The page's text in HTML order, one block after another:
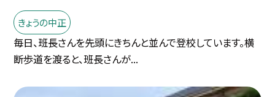
きょうの中正
毎日、班長さんを先頭にきちんと並んで登校しています。横
断歩道を渡ると、班長さんが...